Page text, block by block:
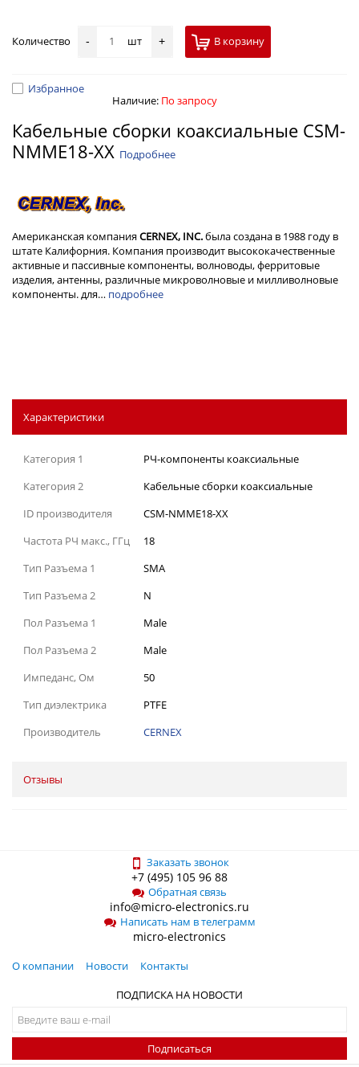
Количество - шт + В корзину
Избранное
Наличие: По запросу
Кабельные сборки коаксиальные CSM-
NMME18-XX Подробнее
Американская компанияCERNEX, INC.была создана в 1988 году в
штате Калифорния. Компания производит высококачественные
активные и пассивные компоненты, волноводы, ферритовые
изделия, антенны, различные микроволновые и милливолновые
компоненты. для… подробнее
Характеристики
Категория 1
РЧ-компоненты коаксиальные
Категория 2
Кабельные сборки коаксиальные
ID производителя
CSM-NMME18-XX
Частота РЧ макс., ГГц
18
Тип Разъема 1
SMA
Тип Разъема 2
N
Пол Разъема 1
Male
Пол Разъема 2
Male
Импеданс, Ом
50
Тип диэлектрика
PTFE
Производитель
CERNEX
Отзывы
Заказать звонок
+7 (495) 105 96 88
Обратная связь
info@micro-electronics.ru
Написать нам в телеграмм
micro-electronics
О компании Новости
Контакты
ПОДПИСКА НА НОВОСТИ
Подписаться